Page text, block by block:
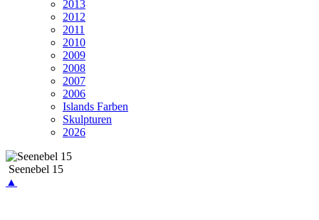
2013
2012
2011
2010
2009
2008
2007
2006
Islands Farben
Skulpturen
2026
Seenebel 15
▲